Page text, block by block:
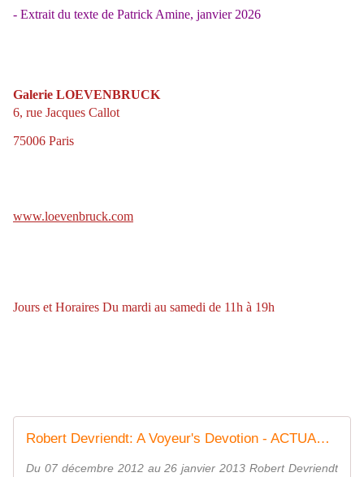
- Extrait du texte de Patrick Amine, janvier 2026
Galerie LOEVENBRUCK
6, rue Jacques Callot
75006 Paris
www.loevenbruck.com
Jours et Horaires Du mardi au samedi de 11h à 19h
Robert Devriendt: A Voyeur's Devotion - ACTUART by Eric SIMON
Du 07 décembre 2012 au 26 janvier 2013 Robert Devriendt